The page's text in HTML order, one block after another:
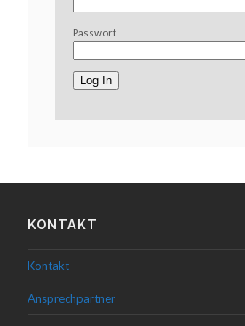
Passwort
KONTAKT
Kontakt
Ansprechpartner